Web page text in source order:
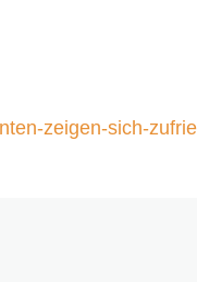
zeigen-sich-